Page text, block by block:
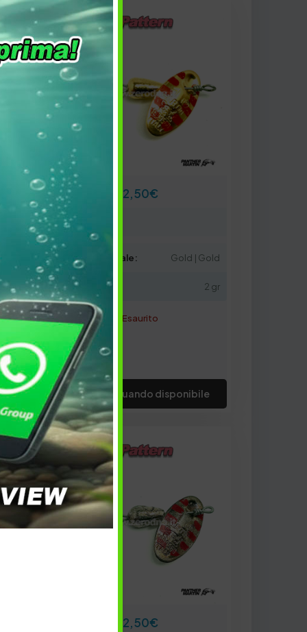
15 gr
2,50€
Paletta n°: 2
Colore artificiale: Gold | Gold
Peso Netto: 2 gr
Esaurito
Avvisami quando disponibile
2,50€